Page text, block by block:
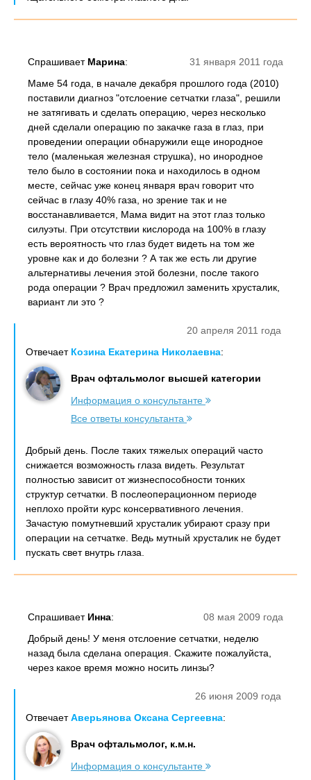
31 января 2011 года
Спрашивает Марина:
Маме 54 года, в начале декабря прошлого года (2010)
поставили диагноз "отслоение сетчатки глаза", решили
не затягивать и сделать операцию, через несколько
дней сделали операцию по закачке газа в глаз, при
проведении операции обнаружили еще инородное
тело (маленькая железная струшка), но инородное
тело было в состоянии пока и находилось в одном
месте, сейчас уже конец января врач говорит что
сейчас в глазу 40% газа, но зрение так и не
восстанавливается, Мама видит на этот глаз только
силуэты. При отсутствии кислорода на 100% в глазу
есть вероятность что глаз будет видеть на том же
уровне как и до болезни ? А так же есть ли другие
альтернативы лечения этой болезни, после такого
рода операции ? Врач предложил заменить хрусталик,
вариант ли это ?
20 апреля 2011 года
Отвечает Козина Екатерина Николаевна:
Врач офтальмолог высшей категории
Информация о консультанте
Все ответы консультанта
Добрый день. После таких тяжелых операций часто
снижается возможность глаза видеть. Результат
полностью зависит от жизнеспособности тонких
структур сетчатки. В послеоперационном периоде
неплохо пройти курс консервативного лечения.
Зачастую помутневший хрусталик убирают сразу при
операции на сетчатке. Ведь мутный хрусталик не будет
пускать свет внутрь глаза.
08 мая 2009 года
Спрашивает Инна:
Добрый день! У меня отслоение сетчатки, неделю
назад была сделана операция. Скажите пожалуйста,
через какое время можно носить линзы?
26 июня 2009 года
ОтвечаетАверьянова Оксана Сергеевна:
Врач офтальмолог, к.м.н.
Информация о консультанте